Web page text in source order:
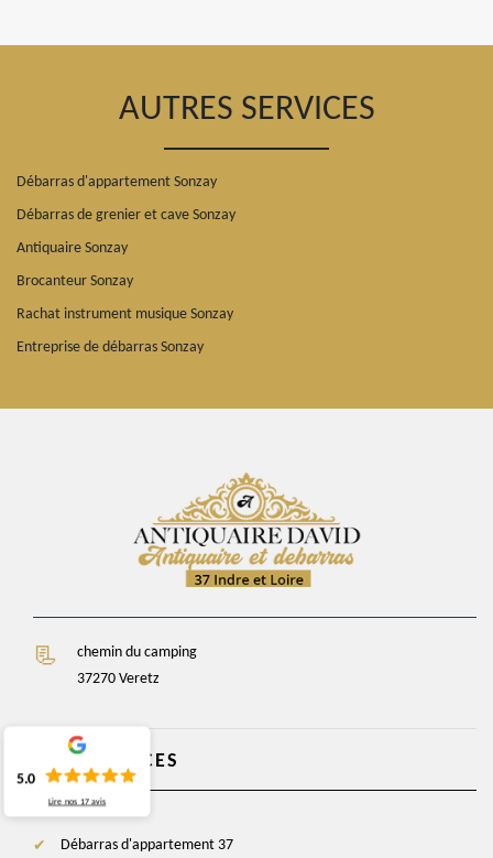
AUTRES SERVICES
Débarras d'appartement Sonzay
Débarras de grenier et cave Sonzay
Antiquaire Sonzay
Brocanteur Sonzay
Rachat instrument musique Sonzay
Entreprise de débarras Sonzay
chemin du camping
37270 Veretz
NOS SERVICES
Débarras d'appartement 37
5.0
Lire nos 17 avis